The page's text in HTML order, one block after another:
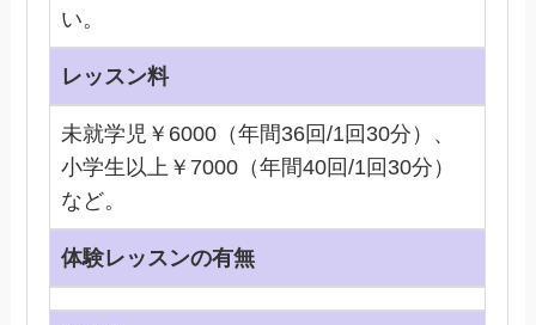
い。
レッスン料
未就学児￥6000（年間36回/1回30分）、
小学生以上￥7000（年間40回/1回30分）
など。
体験レッスンの有無